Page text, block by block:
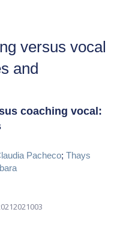
versus vocal
and
coaching vocal:
Pacheco; Thays